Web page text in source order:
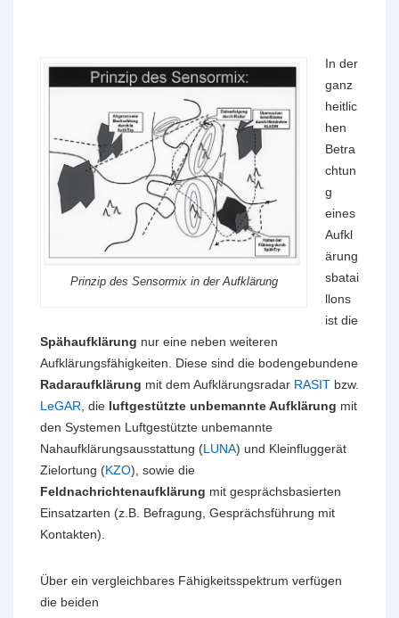
Prinzip des Sensormix in der Aufklärung
In der
ganz
heitlic
hen
Betra
chtun
g
eines
Aufkl
ärung
sbatai
llons
ist die
Spähaufklärung nur eine neben weiteren
Aufklärungsfähigkeiten. Diese sind die bodengebundene
Radaraufklärung mit dem Aufklärungsradar RASIT bzw.
LeGAR , die luftgestützte unbemannte Aufklärung mit
den Systemen Luftgestützte unbemannte
Nahaufklärungsausstattung (LUNA) und Kleinfluggerät
Zielortung (KZO), sowie die
Feldnachrichtenaufklärung mit gesprächsbasierten
Einsatzarten (z.B. Befragung, Gesprächsführung mit
Kontakten).
Über ein vergleichbares Fähigkeitsspektrum verfügen
die beiden